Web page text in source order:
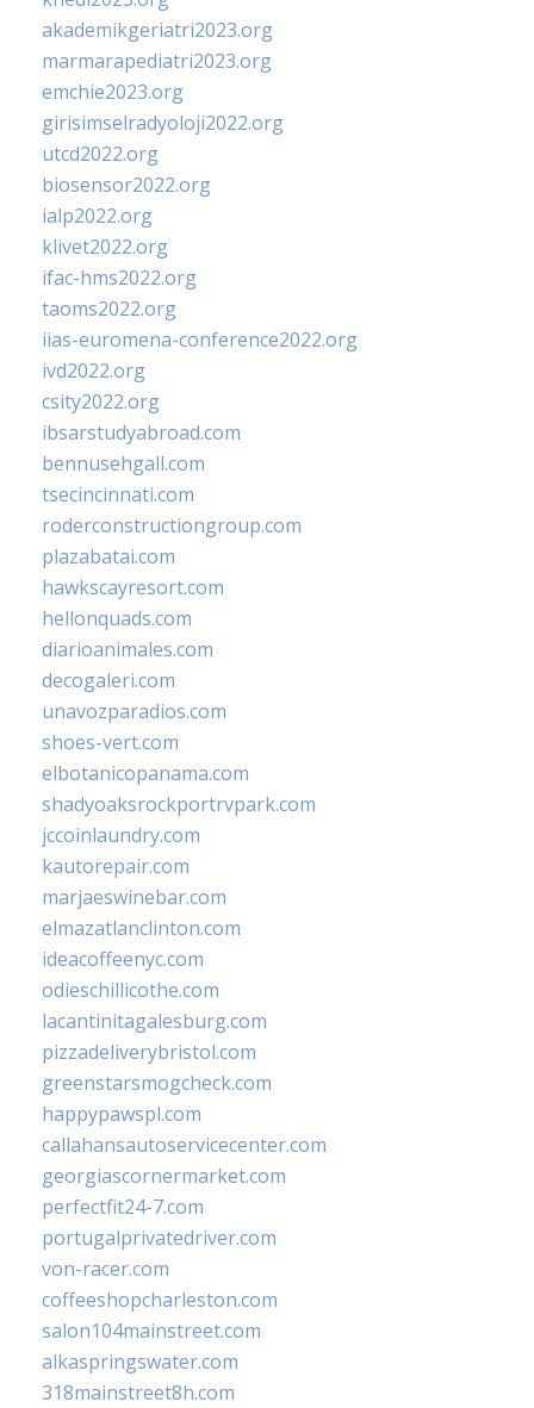
akademikgeriatri2023.org
marmarapediatri2023.org
emchie2023.org
girisimselradyoloji2022.org
utcd2022.org
biosensor2022.org
ialp2022.org
klivet2022.org
ifac-hms2022.org
taoms2022.org
iias-euromena-conference2022.org
ivd2022.org
csity2022.org
ibsarstudyabroad.com
bennusehgall.com
tsecincinnati.com
roderconstructiongroup.com
plazabatai.com
hawkscayresort.com
hellonquads.com
diarioanimales.com
decogaleri.com
unavozparadios.com
shoes-vert.com
elbotanicopanama.com
shadyoaksrockportrvpark.com
jccoinlaundry.com
kautorepair.com
marjaeswinebar.com
elmazatlanclinton.com
ideacoffeenyc.com
odieschillicothe.com
lacantinitagalesburg.com
pizzadeliverybristol.com
greenstarsmogcheck.com
happypawspl.com
callahansautoservicecenter.com
georgiascornermarket.com
perfectfit24-7.com
portugalprivatedriver.com
von-racer.com
coffeeshopcharleston.com
salon104mainstreet.com
alkaspringswater.com
318mainstreet8h.com